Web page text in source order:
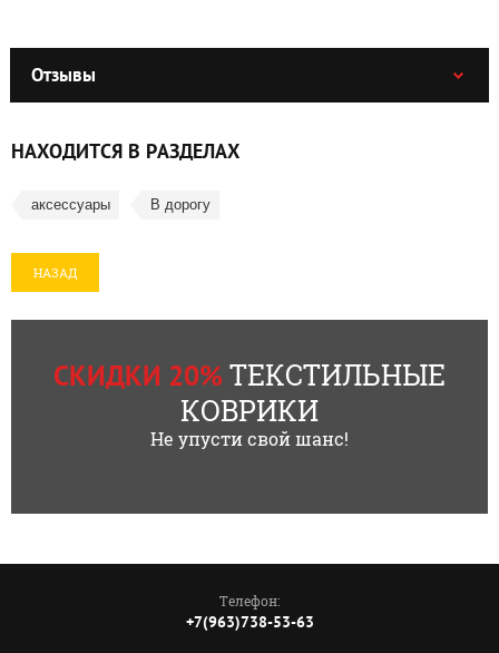
Отзывы
НАХОДИТСЯ В РАЗДЕЛАХ
аксессуары В дорогу
НАЗАД
СКИДКИ 20%ТЕКСТИЛЬНЫЕ
КОВРИКИ
Не упусти свой шанс!
Телефон:
+7(963)738-53-63